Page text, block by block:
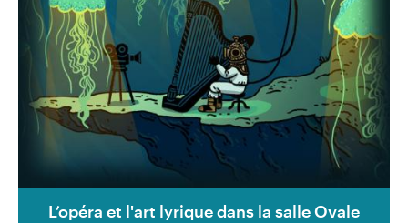
L’opéra et l'art lyrique dans la salle Ovale